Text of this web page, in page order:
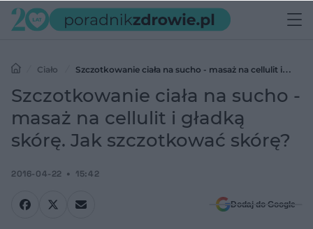
Ciało
Szczotkowanie ciała na sucho - masaż na cellulit i
gładką skórę. Jak szczotkować skórę?
Szczotkowanie ciała na sucho -
masaż na cellulit i gładką
skórę. Jak szczotkować skórę?
2016-04-22 15:42
Dodaj do Google